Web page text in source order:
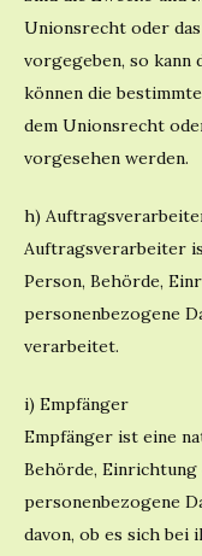
Unionsrecht oder
vorgegeben, so kann
können die
dem Unionsrecht
vorgesehen werden.
h)
Auftragsverarbeiter
Person, Behörde,
personenbezogene
verarbeitet.
i) Empfänger
Empfänger ist eine
Behörde,
personenbezogene
davon, ob es sich